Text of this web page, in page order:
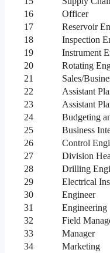
16
Officer
17
Reservoir
18
Inspection
19
Instrument
20
Rotating
21
Sales/
22
Assistant
23
Assistant
24
Budgeting
25
Business
26
Control
27
Division
28
Drilling
29
Electrical
30
Engineer
31
Engineering
32
Field
33
Manager
34
Marketing